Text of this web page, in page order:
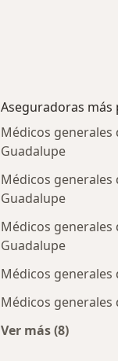
Aseguradoras más
Médicos generales
Guadalupe
Médicos generales
Guadalupe
Médicos
Guadalupe
Médicos generales
Médicos generales
Ver más (8)